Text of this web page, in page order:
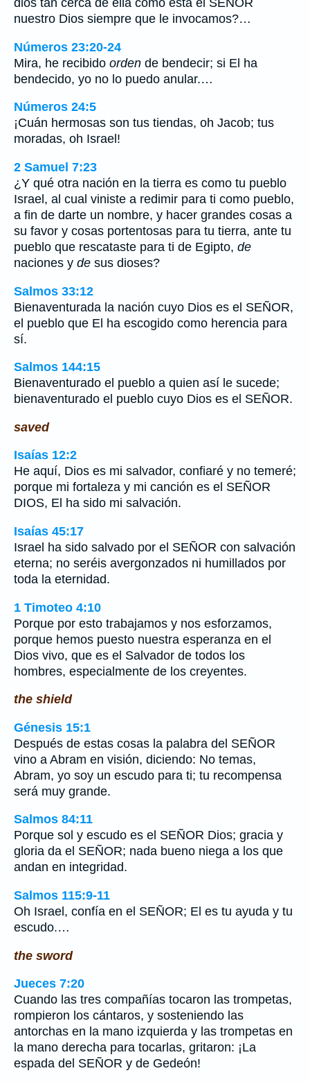
dios tan cerca de ella como está el SEÑOR
nuestro Dios siempre que le invocamos?…
Números 23:20-24
Mira, he recibido orden de bendecir; si El ha
bendecido, yo no lo puedo anular.…
Números 24:5
¡Cuán hermosas son tus tiendas, oh Jacob; tus
moradas, oh Israel!
2 Samuel 7:23
¿Y qué otra nación en la tierra es como tu pueblo
Israel, al cual viniste a redimir para ti como pueblo,
a fin de darte un nombre, y hacer grandes cosas a
su favor y cosas portentosas para tu tierra, ante tu
pueblo que rescataste para ti de Egipto, de
naciones y de sus dioses?
Salmos 33:12
Bienaventurada la nación cuyo Dios es el SEÑOR,
el pueblo que El ha escogido como herencia para
sí.
Salmos 144:15
Bienaventurado el pueblo a quien así le sucede;
bienaventurado el pueblo cuyo Dios es el SEÑOR.
saved
Isaías 12:2
He aquí, Dios es mi salvador, confiaré y no temeré;
porque mi fortaleza y mi canción es el SEÑOR
DIOS, El ha sido mi salvación.
Isaías 45:17
Israel ha sido salvado por el SEÑOR con salvación
eterna; no seréis avergonzados ni humillados por
toda la eternidad.
1 Timoteo 4:10
Porque por esto trabajamos y nos esforzamos,
porque hemos puesto nuestra esperanza en el
Dios vivo, que es el Salvador de todos los
hombres, especialmente de los creyentes.
the shield
Génesis 15:1
Después de estas cosas la palabra del SEÑOR
vino a Abram en visión, diciendo: No temas,
Abram, yo soy un escudo para ti; tu recompensa
será muy grande.
Salmos 84:11
Porque sol y escudo es el SEÑOR Dios; gracia y
gloria da el SEÑOR; nada bueno niega a los que
andan en integridad.
Salmos 115:9-11
Oh Israel, confía en el SEÑOR; El es tu ayuda y tu
escudo.…
the sword
Jueces 7:20
Cuando las tres compañías tocaron las trompetas,
rompieron los cántaros, y sosteniendo las
antorchas en la mano izquierda y las trompetas en
la mano derecha para tocarlas, gritaron: ¡La
espada del SEÑOR y de Gedeón!